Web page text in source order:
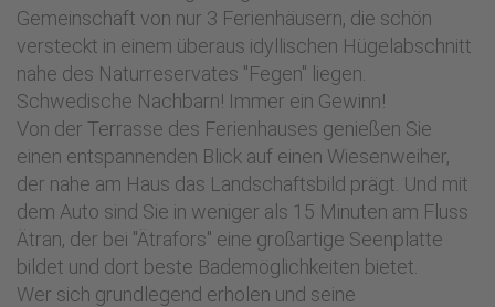
Gemeinschaft von nur 3 Ferienhäusern, die schön
versteckt in einem überaus idyllischen Hügelabschnitt
nahe des Naturreservates "Fegen" liegen.
Schwedische Nachbarn! Immer ein Gewinn!
Von der Terrasse des Ferienhauses genießen Sie
einen entspannenden Blick auf einen Wiesenweiher,
der nahe am Haus das Landschaftsbild prägt. Und mit
dem Auto sind Sie in weniger als 15 Minuten am Fluss
Ätran, der bei "Ätrafors" eine großartige Seenplatte
bildet und dort beste Bademöglichkeiten bietet.
Wer sich grundlegend erholen und seine